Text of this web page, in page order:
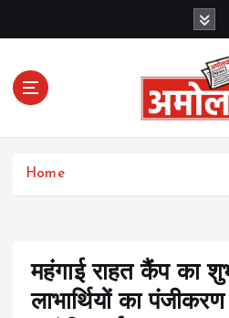
c
Amolak News
Home
महंगाई राहत कैंप का
लाभार्थियों का